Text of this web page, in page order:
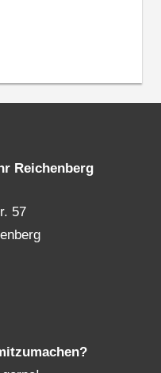
Reichenberg
57